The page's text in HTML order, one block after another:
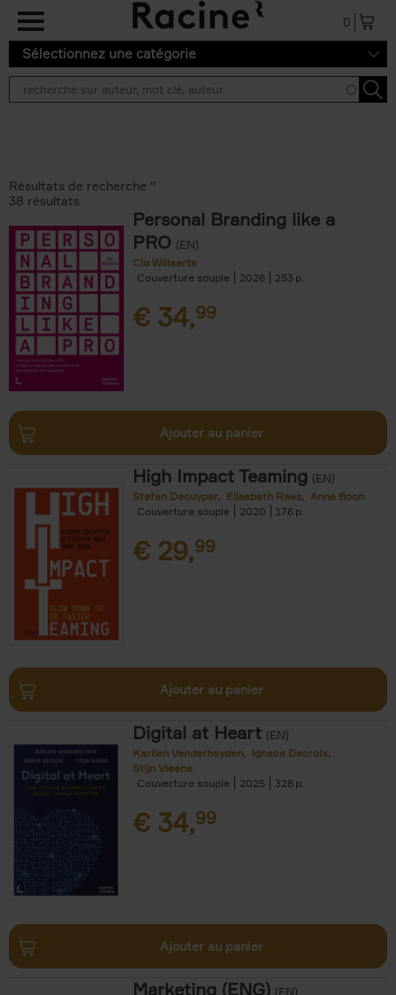
Aller au contenu principal
0
Sélectionnez une catégorie
Résultats de recherche ''
38 résultats
Personal Branding like a
PRO (EN)
Clo Willaerts
Couverture souple
2026 253
€ 34,99
Ajouter au panier
High Impact Teaming (EN)
Stefan Decuyper Elisabeth Raes
Anne Boon
Couverture souple
2020 176
€ 29,99
Ajouter au panier
Digital at Heart (EN)
Karlien Vanderheyden
Ignace Decroix
Stijn Viaene
Couverture souple
2025 328
€ 34,99
Ajouter au panier
Marketing (ENG) (EN)